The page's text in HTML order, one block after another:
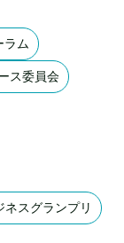
ラム
ス委員会
ネスグランプリ